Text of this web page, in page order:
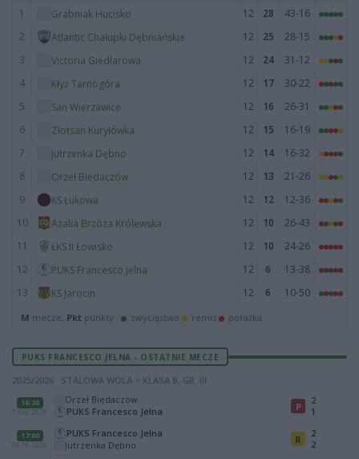
1 Grabniak Hucisko 12 28
43-16
2
Atlantic Chałupki Dębniańskie 12 25
28-15
3
Victoria Giedlarowa 12 24
31-12
4
Kłyż Tarnogóra 12 17
30-22
5
San Wierzawice 12 16
26-31
6
Złotsan Kuryłówka 12 15
16-19
7
Jutrzenka Dębno 12 14
16-32
8
Orzeł Biedaczów 12 13
21-26
9
KS Łukowa 12 12
12-36
10
Azalia Brzóza Królewska 12 10
26-43
11
ŁKS II Łowisko 12 10
24-26
12
PUKS Francesco Jelna 12 6
13-38
13
KS Jarocin 12 6 10-50
M mecze, Pkt punkty · zwycięstwo remis porażka
PUKS FRANCESCO JELNA - OSTATNIE MECZE
2025/2026 · STALOWA WOLA > KLASA B, GR. III
16:30
13.06.2026
Orzeł Biedaczów
PUKS Francesco Jelna
P
2
1
17:00
06.06.2026
PUKS Francesco Jelna
Jutrzenka Dębno
R
2
2